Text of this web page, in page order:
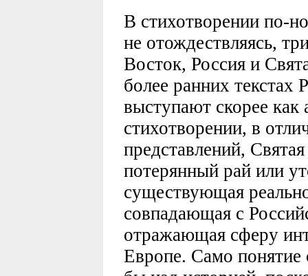
В стихотворении по-
не отождествляясь,
Восток, Россия и
более ранних текстах
выступают скорее
стихотворении, в
представлений,
потерянный рай или
существующая
совпадающая с
отражающая сферу
Европе. Само понятие